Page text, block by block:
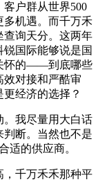
户群从世界500
多机遇。而千万禾
查询天分。这两年
国际能够说是国
怀的——到底哪些
效对接和严酷审
经济的选择？
我尽量用大白话
断。当然也不是
适的供应商。
千万禾禾那种平